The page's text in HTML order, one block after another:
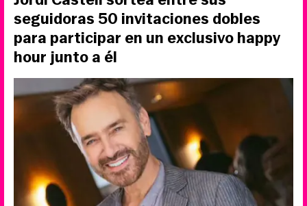
seguidoras 50 invitaciones dobles
para participar en un exclusivo happy
hour junto a él